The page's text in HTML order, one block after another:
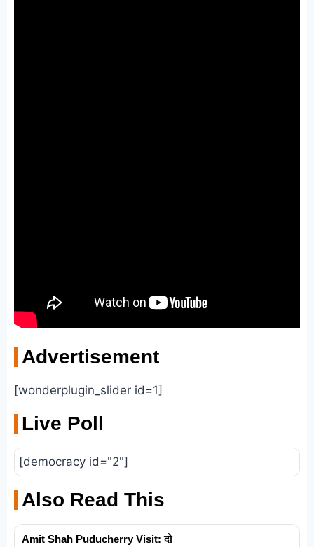
Advertisement
[wonderplugin_slider id=1]
Live Poll
[democracy id="2"]
Also Read This
Amit Shah Puducherry Visit: दो